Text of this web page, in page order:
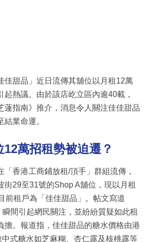
佳甜品」近日流傳其舖位以月租12萬
起熱議。由於該店屹立區內逾40載，
蓮指南》推介，消息令人關注佳佳甜品
業命運。
萬招租勢被迫遷？
「香港工商鋪放租/頂手」群組流傳，
街29至31號的Shop A舖位，現以月租
前租戶為「佳佳甜品」。帖文寫道
瞬間引起網民關注，並紛紛質疑如此租
擔。報道指，佳佳甜品的糖水價格由港
式糖水如芝麻糊、杏仁露及核桃露等